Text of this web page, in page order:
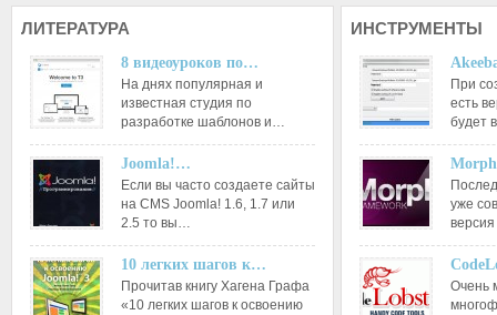
ЛИТЕРАТУРА
8 видеоуроков по…
На днях популярная и
известная студия по
разработке шаблонов и…
Joomla!…
Если вы часто создаете сайты
на CMS Joomla! 1.6, 1.7 или
2.5 то вы…
10 легких шагов к…
Прочитав книгу Хагена Графа
«10 легких шагов к освоению
ИНСТРУМЕНТЫ
При
есть
будет
уже
Очень